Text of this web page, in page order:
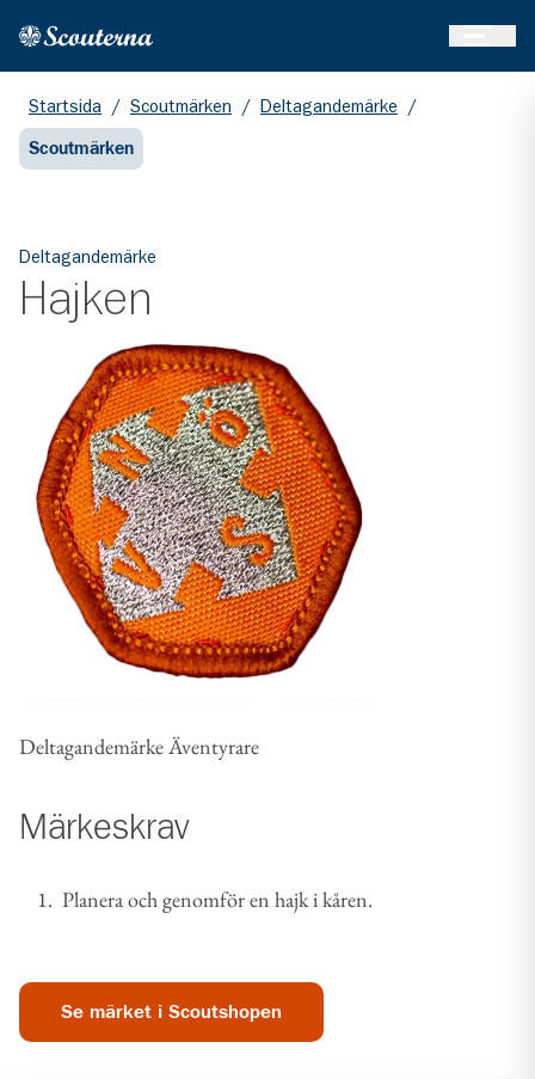
Hem
Startsida / Scoutmärken / Deltagandemärke /
Scoutmärken
Deltagandemärke
Hajken
Deltagandemärke Äventyrare
Märkeskrav
Planera och genomför en hajk i kåren.
Se märket i Scoutshopen